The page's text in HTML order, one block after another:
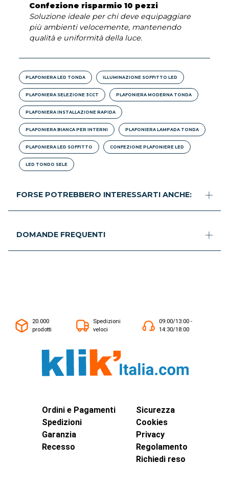
Confezione risparmio 10 pezzi
Soluzione ideale per chi deve equipaggiare
più ambienti velocemente, mantenendo
qualità e uniformità della luce.
PLAFONIERA LED TONDA ILLUMINAZIONE SOFFITTO LED
PLAFONIERA SELEZIONE 3CCT PLAFONIERA MODERNA TONDA
PLAFONIERA INSTALLAZIONE RAPIDA
PLAFONIERA BIANCA PER INTERNI PLAFONIERA LAMPADA TONDA
PLAFONIERA LED SOFFITTO CONFEZIONE PLAFONIERE LED
LED TONDO SELE
FORSE POTREBBERO INTERESSARTI ANCHE:
DOMANDE FREQUENTI
20.000
prodotti
Spedizioni
veloci
09:00/13:00 -
14:30/18:00
Ordini e Pagamenti
Spedizioni
Garanzia
Recesso
Sicurezza
Cookies
Privacy
Regolamento
Richiedi reso